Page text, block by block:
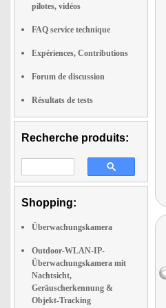
pilotes, vidéos
FAQ service technique
Expériences, Contributions
Forum de discussion
Résultats de tests
Recherche produits:
Shopping:
Überwachungskamera
Outdoor-WLAN-IP-
Überwachungskamera mit
Nachtsicht,
Geräuscherkennung &
Objekt-Tracking